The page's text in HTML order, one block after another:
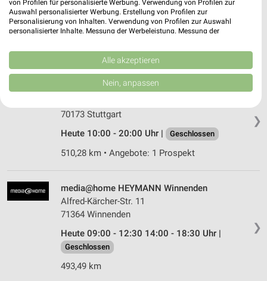
Echterdingen Ditzingen
Berblingerstr. 1
71254 Ditzingen
512,54 km • Angebote: 1 Prospekt
❯
MediaMarkt Saturn Stuttgart
70173 Stuttgart
Heute 10:00 - 20:00 Uhr |
Geschlossen
510,28 km • Angebote: 1 Prospekt
❯
media@home HEYMANN Winnenden
Alfred-Kärcher-Str. 11
71364 Winnenden
Heute 09:00 - 12:30 14:00 - 18:30 Uhr |
Geschlossen
493,49 km
von Profilen für personalisierte Werbung. Verwendung von Profilen zur
Auswahl personalisierter Werbung. Erstellung von Profilen zur
Personalisierung von Inhalten. Verwendung von Profilen zur Auswahl
personalisierter Inhalte. Messung der Werbeleistung. Messung der
Kombinationen von Daten aus verschiedenen Quellen. Entwicklung und
Verbesserung der Angebote. Verwendung reduzierter Daten zur Auswahl
von Inhalten.
Daten können außerhalb der Europäischen Union weitergegeben und in die
Website/App.
IAB-Verarbeitungszwecke:
auf einem Endgerät
Verwendung reduzierter Daten zur Auswahl von
Werbeanzeigen
Erstellung von Profilen für personalisierte
Alle akzeptieren
Nein, anpassen